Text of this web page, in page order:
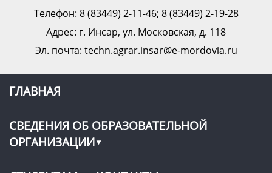
Телефон: 8 (83449) 2-11-46; 8 (83449) 2-19-28
Адрес: г. Инсар, ул. Московская, д. 118
Эл. почта: techn.agrar.insar@e-mordovia.ru
ГЛАВНАЯ
СВЕДЕНИЯ ОБ ОБРАЗОВАТЕЛЬНОЙ
ОРГАНИЗАЦИИ